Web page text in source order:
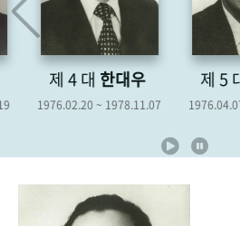
+1주년 기념
성과 50선 숫자로 보는 50년 50+1
세계와 함께 한 KIHASA
제 4 대한대우
1976.02.20 ~ 1978.11.07
제 5 대
1976.04.07 ~